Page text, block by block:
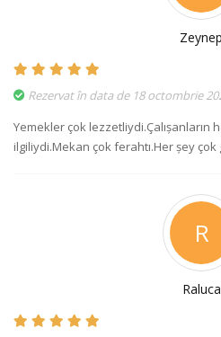
Zeynep
Rezervat în data de 18 octombrie
Yemekler çok lezzetliydi.Çalışanların
ilgiliydi.Mekan çok ferahtı.Her şey çok
R
Raluca